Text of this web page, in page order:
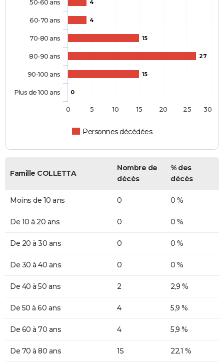
4
4
15
27
15
0
Personnes décédées
50-60 ans
60-70 ans
70-80 ans
80-90 ans
90-100 ans
Plus de 100 ans
0 5 10 15 20 25 30
Famille COLLETTA
Nombre de
décès
% des
décès
Moins de 10 ans 0 0 %
De 10 à 20 ans 0 0 %
De 20 à 30 ans 0 0 %
De 30 à 40 ans 0 0 %
De 40 à 50 ans 2 2,9 %
De 50 à 60 ans 4 5,9 %
De 60 à 70 ans 4 5,9 %
De 70 à 80 ans 15 22,1 %